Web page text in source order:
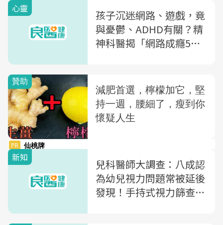
心靈
孩子沉迷網路、遊戲，竟
與憂鬱、ADHD有關？精
神科醫揭「網路成癮5大
新知
兒科醫師大調查：八成認
為幼兒視力問題常被延後
發現！手持式視力篩查儀